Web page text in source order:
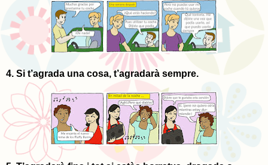
4. Si t’agrada una cosa, t’agradarà sempre.